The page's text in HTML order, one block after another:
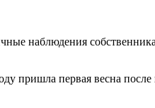
наблюдения
пришла первая весна